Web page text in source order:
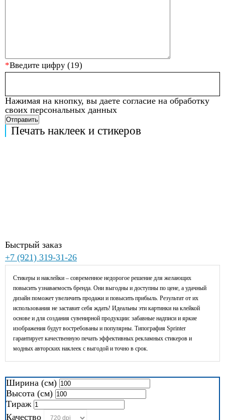
Введите цифру (19)
Нажимая на кнопку, вы даете согласие на обработку
своих персональных данных
Отправить
Печать наклеек и стикеров
Быстрый заказ
+7 (921) 319-31-26
Стикеры и наклейки – современное недорогое решение для желающих
повысить узнаваемость бренда. Они выгодны и доступны по цене, а удачный
дизайн поможет увеличить продажи и повысить прибыль. Результат от их
использования не заставит себя ждать! Идеальны эти картинки на клейкой
основе и для создания сувенирной продукции: забавные надписи и яркие
изображения будут востребованы и популярны. Типография Sprinter
гарантирует качественную печать эффективных рекламных стикеров и
модных авторских наклеек с выгодой и точно в срок.
Ширина (см)
Высота (см)
Тираж
Качество